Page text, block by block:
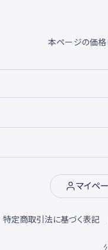
本ページの価格
マイペ
特定商取引法に基づく表記